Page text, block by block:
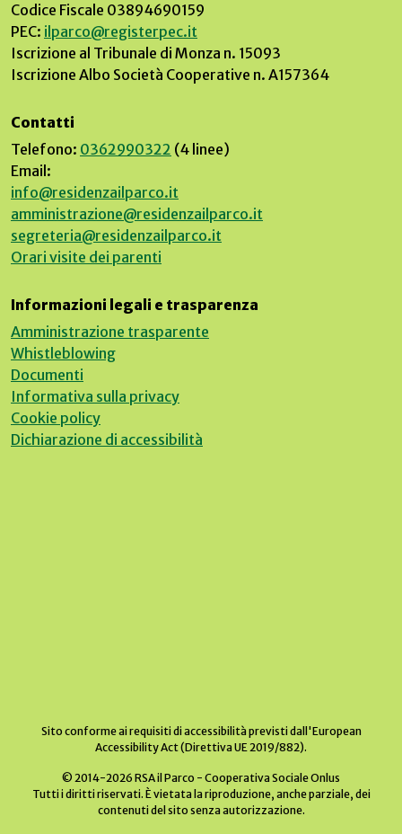
Codice Fiscale 03894690159
PEC: ilparco@registerpec.it
Iscrizione al Tribunale di Monza n. 15093
Iscrizione Albo Società Cooperative n. A157364
Contatti
Telefono: 0362990322 (4 linee)
Email:
info@residenzailparco.it
amministrazione@residenzailparco.it
segreteria@residenzailparco.it
Orari visite dei parenti
Informazioni legali e trasparenza
Amministrazione trasparente
Whistleblowing
Documenti
Informativa sulla privacy
Cookie policy
Dichiarazione di accessibilità
Sito conforme ai requisiti di accessibilità previsti dall'European
Accessibility Act (Direttiva UE 2019/882).
© 2014-2026 RSA il Parco - Cooperativa Sociale Onlus
Tutti i diritti riservati. È vietata la riproduzione, anche parziale, dei
contenuti del sito senza autorizzazione.